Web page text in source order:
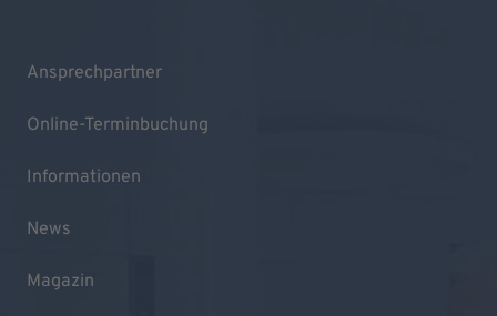
Ansprechpartner
Online-Terminbuchung
Informationen
News
Magazin